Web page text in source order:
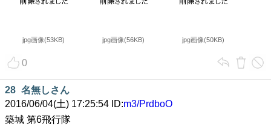
jpg画像(53KB) jpg画像(56KB) jpg画像(50KB)
0
28 名無しさん
2016/06/04(土) 17:25:54 ID:m3/PrdboO
築城 第6飛行隊